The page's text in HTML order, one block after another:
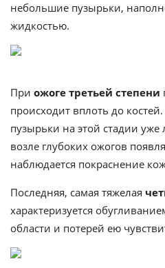
небольшие пузырьки,
жидкостью.
При ожоге третьей степени
происходит вплоть до
пузырьки на этой стадии
возле глубоких ожогов
наблюдается покраснение
Последняя, самая тяжелая
характеризуется
области и потерей ею